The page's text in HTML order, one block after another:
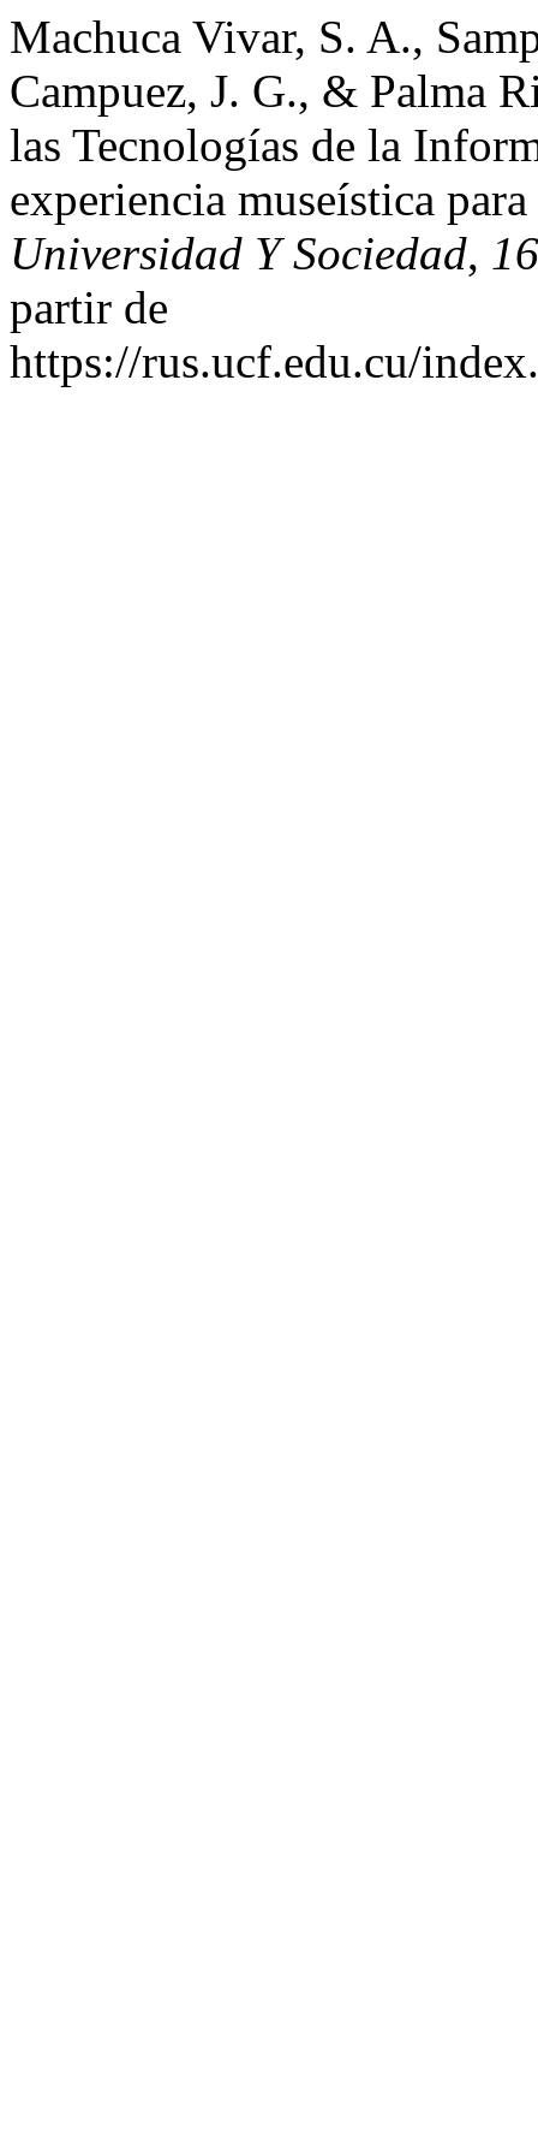
Machuca Vivar, S. A.,
Campuez, J. G., & Palma
las Tecnologías de la
experiencia museística
Universidad Y Sociedad, 16
partir de
https://rus.ucf.edu.cu/